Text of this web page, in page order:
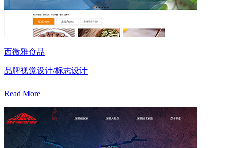
西微雅食品
品牌视觉设计/标志设计
Read More